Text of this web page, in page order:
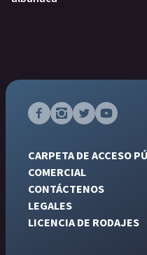
CARPETA DE ACCESO
COMERCIAL
CONTÁCTENOS
LEGALES
LICENCIA DE RODAJES